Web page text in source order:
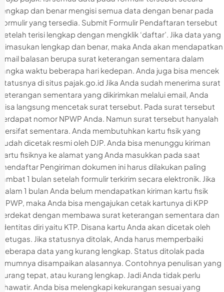
lengkap dan benar mengisi semua data dengan benar pada
formulir yang tersedia. Submit Formulir Pendaftaran tersebut
setelah terisi lengkap dengan mengklik ‘daftar’. Jika data yang
dimasukan lengkap dan benar, maka Anda akan mendapatkan
email balasan berupa surat keterangan sementara dalam
jangka waktu beberapa hari kedepan. Anda juga bisa mencek
statusnya di situs pajak.go.id Jika Anda sudah menerima surat
keterangan sementara yang dikirimkan melalui email, Anda
bisa langsung mencetak surat tersebut. Pada surat tersebut
terdapat nomor NPWP Anda. Namun surat tersebut hanyalah
bersifat sementara. Anda membutuhkan kartu fisik yang
sudah dicetak resmi oleh DJP. Anda bisa menunggu kiriman
kartu fisiknya ke alamat yang Anda masukkan pada saat
mendaftar Pengiriman dokumen ini harus dilakukan paling
lambat 1 bulan setelah formulir terkirim secara elektronik. Jika
dalam 1 bulan Anda belum mendapatkan kiriman kartu fisik
NPWP, maka Anda bisa mengajukan cetak kartunya di KPP
terdekat dengan membawa surat keterangan sementara dan
identitas diri yaitu KTP. Disana kartu Anda akan dicetak oleh
petugas. Jika statusnya ditolak, Anda harus memperbaiki
beberapa data yang kurang lengkap. Status ditolak pada
umumnya disampaikan alasannya. Contohnya penulisan yang
kurang tepat, atau kurang lengkap. Jadi Anda tidak perlu
khawatir. Anda bisa melengkapi kekurangan sesuai yang